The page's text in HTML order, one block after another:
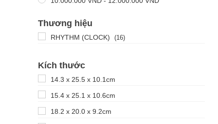
Thương hiệu
RHYTHM (CLOCK) (16)
Kích thước
14.3 x 25.5 x 10.1cm
15.4 x 25.1 x 10.6cm
18.2 x 20.0 x 9.2cm